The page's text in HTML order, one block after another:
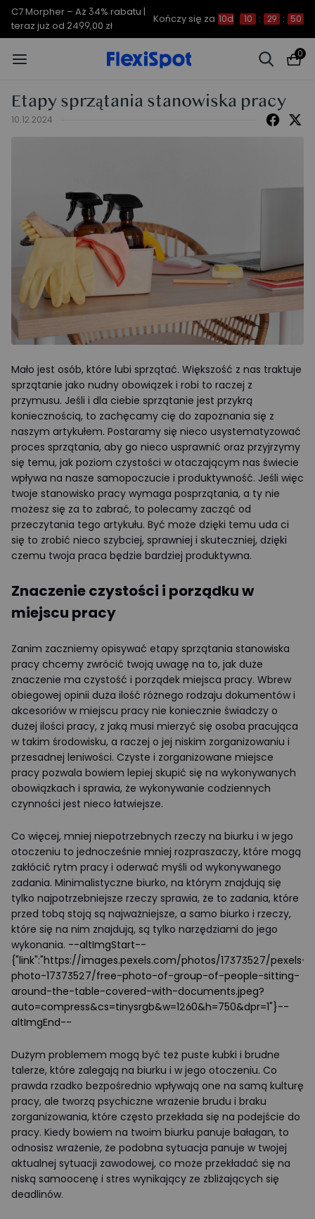
C7 Morpher – Aż 34% rabatu |
teraz już od 2499,00 zł
Kończy się za 10d 10 : 29 : 50
0
Etapy sprzątania stanowiska pracy
10.12.2024
Mało jest osób, które lubi sprzątać. Większość z nas traktuje
sprzątanie jako nudny obowiązek i robi to raczej z
przymusu. Jeśli i dla ciebie sprzątanie jest przykrą
koniecznością, to zachęcamy cię do zapoznania się z
naszym artykułem. Postaramy się nieco usystematyzować
proces sprzątania, aby go nieco usprawnić oraz przyjrzymy
się temu, jak poziom czystości w otaczającym nas świecie
wpływa na nasze samopoczucie i produktywność. Jeśli więc
twoje stanowisko pracy wymaga posprzątania, a ty nie
możesz się za to zabrać, to polecamy zacząć od
przeczytania tego artykułu. Być może dzięki temu uda ci
się to zrobić nieco szybciej, sprawniej i skuteczniej, dzięki
czemu twoja praca będzie bardziej produktywna.
Znaczenie czystości i porządku w
miejscu pracy
Zanim zaczniemy opisywać etapy sprzątania stanowiska
pracy chcemy zwrócić twoją uwagę na to, jak duże
znaczenie ma czystość i porządek miejsca pracy. Wbrew
obiegowej opinii duża ilość różnego rodzaju dokumentów i
akcesoriów w miejscu pracy nie koniecznie świadczy o
dużej ilości pracy, z jaką musi mierzyć się osoba pracująca
w takim środowisku, a raczej o jej niskim zorganizowaniu i
przesadnej leniwości. Czyste i zorganizowane miejsce
pracy pozwala bowiem lepiej skupić się na wykonywanych
obowiązkach i sprawia, że wykonywanie codziennych
czynności jest nieco łatwiejsze.
Co więcej, mniej niepotrzebnych rzeczy na biurku i w jego
otoczeniu to jednocześnie mniej rozpraszaczy, które mogą
zakłócić rytm pracy i oderwać myśli od wykonywanego
zadania. Minimalistyczne biurko, na którym znajdują się
tylko najpotrzebniejsze rzeczy sprawia, że to zadania, które
przed tobą stoją są najważniejsze, a samo biurko i rzeczy,
które się na nim znajdują, są tylko narzędziami do jego
wykonania. --altImgStart--
{"link":"https://images.pexels.com/photos/17373527/pexels-
photo-17373527/free-photo-of-group-of-people-sitting-
around-the-table-covered-with-documents.jpeg?
auto=compress&cs=tinysrgb&w=1260&h=750&dpr=1"}--
altImgEnd--
Dużym problemem mogą być też puste kubki i brudne
talerze, które zalegają na biurku i w jego otoczeniu. Co
prawda rzadko bezpośrednio wpływają one na samą kulturę
pracy, ale tworzą psychiczne wrażenie brudu i braku
zorganizowania, które często przekłada się na podejście do
pracy. Kiedy bowiem na twoim biurku panuje bałagan, to
odnosisz wrażenie, że podobna sytuacja panuje w twojej
aktualnej sytuacji zawodowej, co może przekładać się na
niską samoocenę i stres wynikający ze zbliżających się
deadlinów.